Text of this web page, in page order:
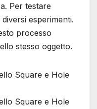
Per testare
esperimenti.
processo
stesso oggetto.
Square e Hole
Square e Hole